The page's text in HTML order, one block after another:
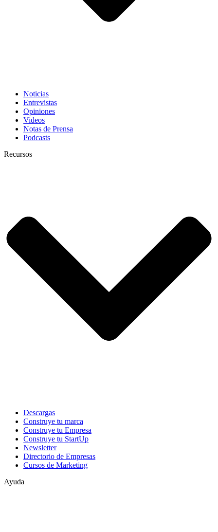
Noticias
Entrevistas
Opiniones
Videos
Notas de Prensa
Podcasts
Recursos
Descargas
Construye tu marca
Construye tu Empresa
Construye tu StartUp
Newsletter
Directorio de Empresas
Cursos de Marketing
Ayuda